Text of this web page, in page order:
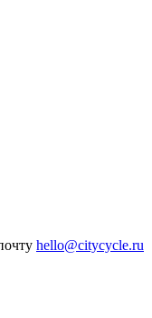
hello@citycycle.ru